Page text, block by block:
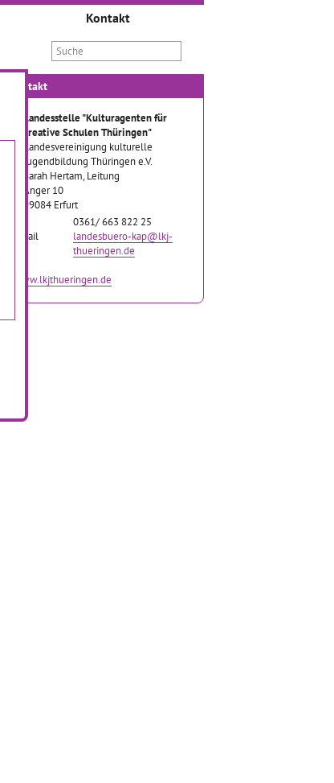
Kontakt
Kontakt
Landesstelle "Kulturagenten für
kreative Schulen Thüringen"
Landesvereinigung kulturelle
Jugendbildung Thüringen e.V.
Sarah Hertam, Leitung
Anger 10
99084 Erfurt
0361/ 663 822 25
Email
landesbuero-kap@lkj-
thueringen.de
www.lkjthueringen.de